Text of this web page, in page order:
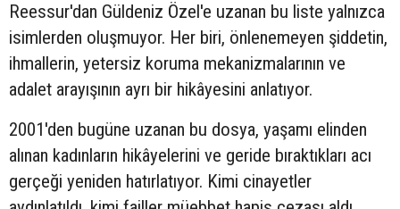
Reessur'dan Güldeniz Özel'e uzanan bu liste yalnızca
isimlerden oluşmuyor. Her biri, önlenemeyen şiddetin,
ihmallerin, yetersiz koruma mekanizmalarının ve
adalet arayışının ayrı bir hikâyesini anlatıyor.
2001'den bugüne uzanan bu dosya, yaşamı elinden
alınan kadınların hikâyelerini ve geride bıraktıkları acı
gerçeği yeniden hatırlatıyor. Kimi cinayetler